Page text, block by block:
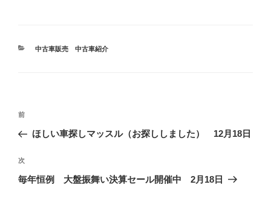
カ
中古車販売 中古車紹介
投
ナ
ビ
ゲ
前
の
稿
前
ほしい車探しマッスル（お探ししました） 12月18日
次
の
次
毎年恒例 大盤振舞い決算セール開催中 2月18日